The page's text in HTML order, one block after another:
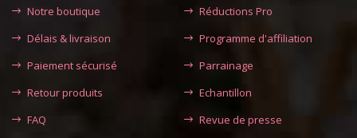
Notre boutique
Délais & livraison
Paiement sécurisé
Retour produits
FAQ
Réductions Pro
Programme d'affiliation
Parrainage
Echantillon
Revue de presse